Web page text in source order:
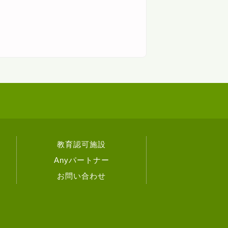
教育認可施設
Anyパートナー
お問い合わせ